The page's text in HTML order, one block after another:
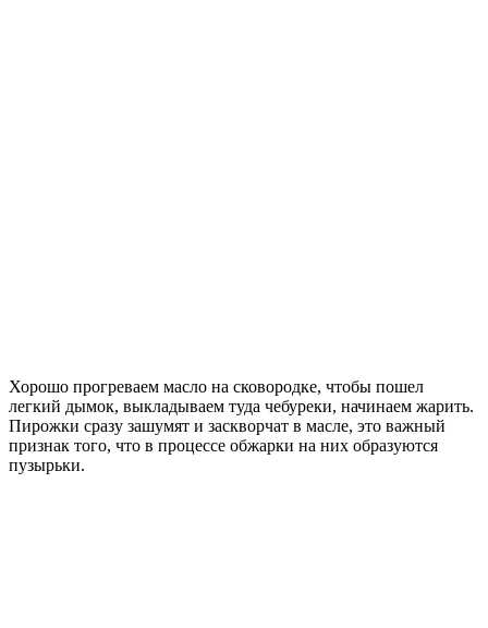
Хорошо прогреваем масло на сковородке, чтобы пошел
легкий дымок, выкладываем туда чебуреки, начинаем жарить.
Пирожки сразу зашумят и заскворчат в масле, это важный
признак того, что в процессе обжарки на них образуются
пузырьки.